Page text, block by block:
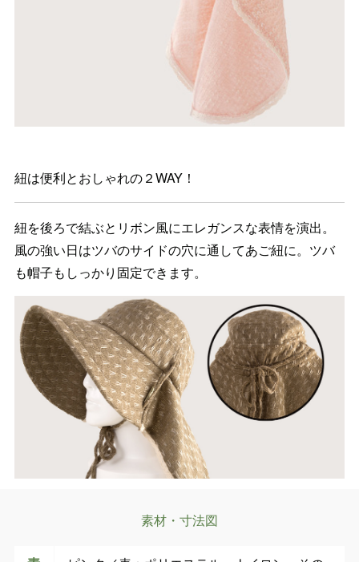
紐は便利とおしゃれの２WAY！
紐を後ろで結ぶとリボン風にエレガンスな表情を演出。
風の強い日はツバのサイドの穴に通してあご紐に。ツバ
も帽子もしっかり固定できます。
素材・寸法図